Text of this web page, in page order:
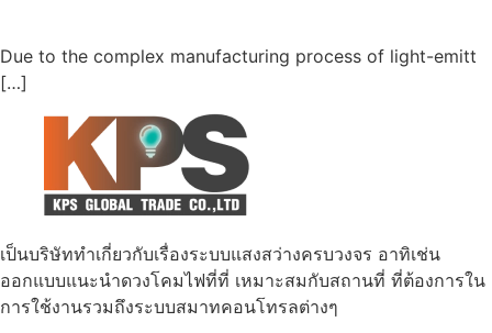
Due to the complex manufacturing process of light-emitt
[…]
เป็นบริษัททำเกี่ยวกับเรื่องระบบแสงสว่างครบวงจร อาทิเช่น
ออกแบบแนะนำดวงโคมไฟที่ที่ เหมาะสมกับสถานที่ ที่ต้องการใน
การใช้งานรวมถึงระบบสมาทคอนโทรลต่างๆ